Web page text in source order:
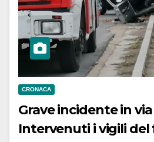
CRONACA
Grave incidente in
Intervenuti i vigili del